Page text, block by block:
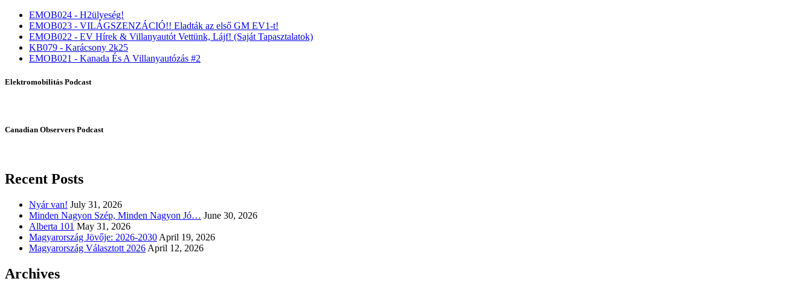
EMOB024 - H2ülyeség!
EMOB023 - VILÁGSZENZÁCIÓ!! Eladták az első GM EV1-t!
EMOB022 - EV Hírek & Villanyautót Vettünk, Lájf! (Saját Tapasztalatok)
KB079 - Karácsony 2k25
EMOB021 - Kanada És A Villanyautózás #2
Elektromobilitás Podcast
Canadian Observers Podcast
Recent Posts
Nyár van! July 31, 2026
Minden Nagyon Szép, Minden Nagyon Jó… June 30, 2026
Alberta 101 May 31, 2026
Magyarország Jövője: 2026-2030 April 19, 2026
Magyarország Választott 2026 April 12, 2026
Archives